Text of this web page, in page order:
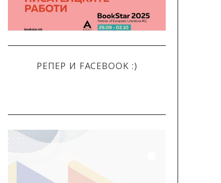
РЕПЕР И FACEBOOK :)